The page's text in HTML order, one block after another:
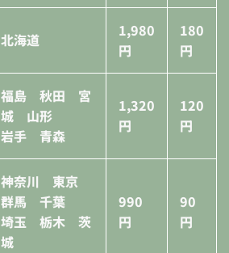
北海道
1,980
円
180
円
福島 秋田 宮
城 山形
岩手 青森
1,320
円
120
円
神奈川 東京
群馬 千葉
埼玉 栃木 茨
城
990
円
90
円